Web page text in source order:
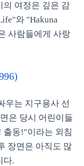
의 여정은 깊은 감
와 "Hakuna
사람들에게 사랑
우는 지구용사 선
은 당시 어린이들
출동!"이라는 외침
장면은 아직도 많
다.